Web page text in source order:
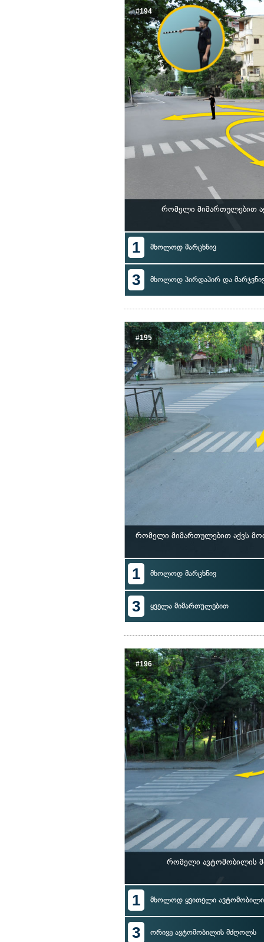
#194
რომელი მიმართულებით
1 მხოლოდ მარცხნივ
3 მხოლოდ პირდაპირ და
#195
რომელი მიმართულებით აქვს
1 მხოლოდ მარცხნივ
3 ყველა მიმართულებით
#196
რომელი ავტომობილის
1 მხოლოდ ყვითელი
3 ორივე ავტომობილის მძღოლს